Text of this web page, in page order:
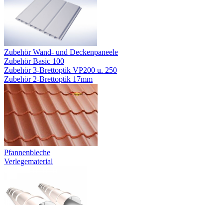
Zubehör Wand- und Deckenpaneele
Zubehör Basic 100
Zubehör 3-Brettoptik VP200 u. 250
Zubehör 2-Brettoptik 17mm
Pfannenbleche
Verlegematerial